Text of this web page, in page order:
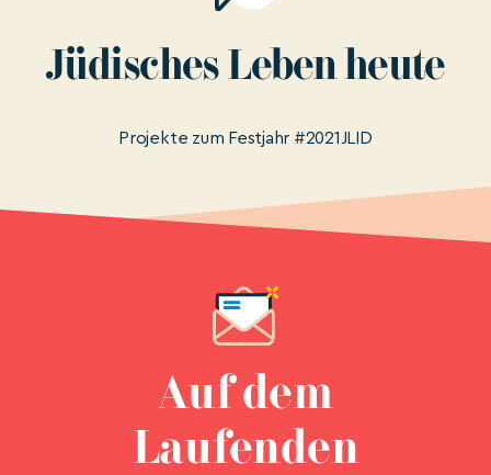
Jüdisches Leben heute
Projekte zum Festjahr #2021JLID
Auf dem
Laufenden